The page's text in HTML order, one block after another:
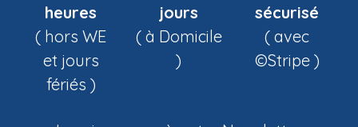
heures
( hors WE
et jours
fériés )
jours
( à Domicile
)
sécurisé
( avec
©Stripe )